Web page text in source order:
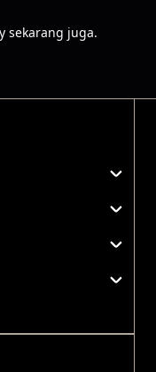
sekarang juga.